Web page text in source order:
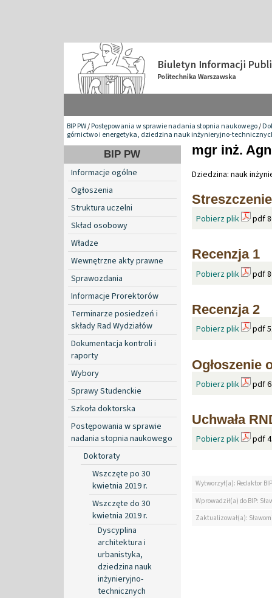
BIP PW/Postępowania w sprawie nadania stopnia naukowego/
górnictwo i energetyka, dziedzina nauk inżynieryjno-
BIP PW
Informacje ogólne
Ogłoszenia
Struktura uczelni
Skład osobowy
Władze
Wewnętrzne akty prawne
Sprawozdania
Informacje Prorektorów
Terminarze posiedzeń i
składy Rad Wydziałów
Dokumentacja kontroli i
raporty
Wybory
Sprawy Studenckie
Szkoła doktorska
Postępowania w sprawie
nadania stopnia naukowego
Doktoraty
Wszczęte po 30
kwietnia 2019 r.
Wszczęte do 30
kwietnia 2019 r.
Dyscyplina
architektura i
urbanistyka,
dziedzina nauk
inżynieryjno-
technicznych
mgr inż.
Dziedzina: nauk
Pobierz plik pdf
Recenzja 1
Pobierz plik pdf
Recenzja 2
Pobierz plik pdf
Ogłoszenie
Pobierz plik pdf
Uchwała
Pobierz plik pdf
Wytworzył(a): Redaktor BIP
Wprowadził(a) do BIP:
Zaktualizował(a):